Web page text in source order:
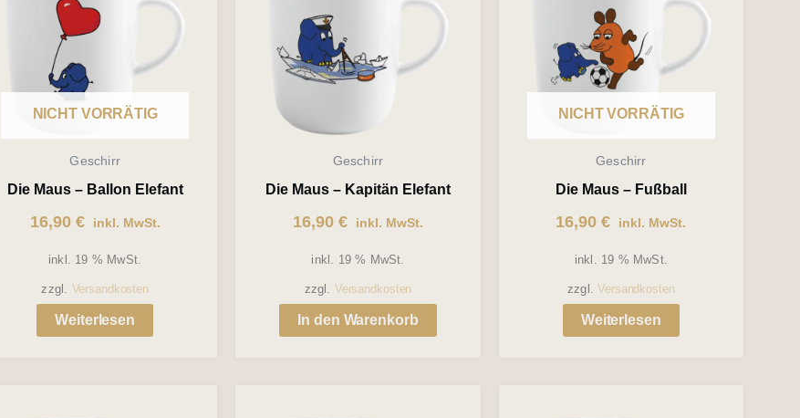
NICHT VORRÄTIG
Geschirr
Die Maus – Ballon Elefant
16,90 € inkl. MwSt.
inkl. 19 % MwSt.
zzgl. Versandkosten
Weiterlesen
Geschirr
Die Maus – Kapitän Elefant
16,90 € inkl. MwSt.
inkl. 19 % MwSt.
zzgl. Versandkosten
In den Warenkorb
NICHT VORRÄTIG
Geschirr
Die Maus – Fußball
16,90€ inkl. MwSt.
inkl. 19 % MwSt.
zzgl.Versandkosten
Weiterlesen